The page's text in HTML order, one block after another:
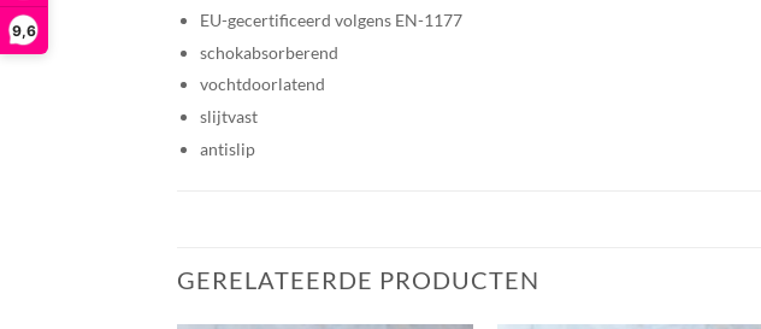
9,6
EU-gecertificeerd volgens EN-1177
schokabsorberend
vochtdoorlatend
slijtvast
antislip
GERELATEERDE PRODUCTEN